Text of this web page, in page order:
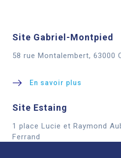
Site Gabriel-Montpied
58 rue Montalembert, 63000
En savoir plus
Site Estaing
1 place Lucie et Raymond
Ferrand